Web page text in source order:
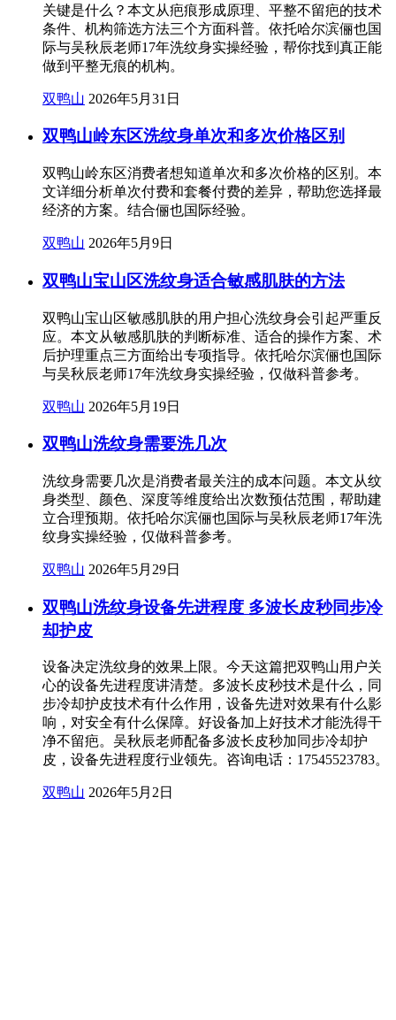
关键是什么？本文从疤痕形成原理、平整不留疤的技术
条件、机构筛选方法三个方面科普。依托哈尔滨俪也国
际与吴秋辰老师17年洗纹身实操经验，帮你找到真正能
做到平整无痕的机构。
双鸭山 2026年5月31日
双鸭山岭东区洗纹身单次和多次价格区别
双鸭山岭东区消费者想知道单次和多次价格的区别。本
文详细分析单次付费和套餐付费的差异，帮助您选择最
经济的方案。结合俪也国际经验。
双鸭山 2026年5月9日
双鸭山宝山区洗纹身适合敏感肌肤的方法
双鸭山宝山区敏感肌肤的用户担心洗纹身会引起严重反
应。本文从敏感肌肤的判断标准、适合的操作方案、术
后护理重点三方面给出专项指导。依托哈尔滨俪也国际
与吴秋辰老师17年洗纹身实操经验，仅做科普参考。
双鸭山 2026年5月19日
双鸭山洗纹身需要洗几次
洗纹身需要几次是消费者最关注的成本问题。本文从纹
身类型、颜色、深度等维度给出次数预估范围，帮助建
立合理预期。依托哈尔滨俪也国际与吴秋辰老师17年洗
纹身实操经验，仅做科普参考。
双鸭山 2026年5月29日
双鸭山洗纹身设备先进程度 多波长皮秒同步冷
却护皮
设备决定洗纹身的效果上限。今天这篇把双鸭山用户关
心的设备先进程度讲清楚。多波长皮秒技术是什么，同
步冷却护皮技术有什么作用，设备先进对效果有什么影
响，对安全有什么保障。好设备加上好技术才能洗得干
净不留疤。吴秋辰老师配备多波长皮秒加同步冷却护
皮，设备先进程度行业领先。咨询电话：17545523783。
双鸭山 2026年5月2日